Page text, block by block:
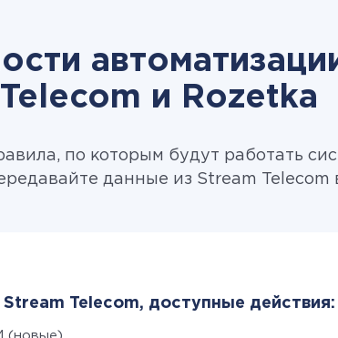
и Rozetka
по которым будут работать
данные из Stream Telecom
Telecom, доступные действия: